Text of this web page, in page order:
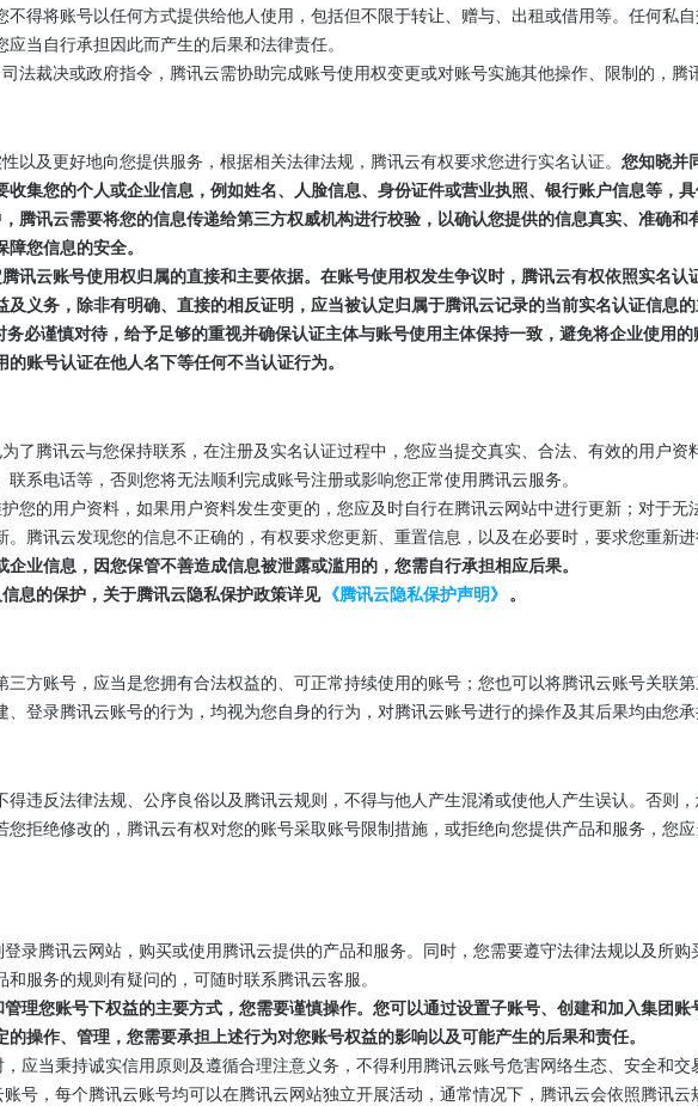
不得将账号以任何方式提供给他人使用，包括但不限于转让、赠与、出租或借用等。任何私
当自行承担因此而产生的后果和法律责任。
法裁决或政府指令，腾讯云需协助完成账号使用权变更或对账号实施其他操作、限制的，腾
以及更好地向您提供服务，根据相关法律法规，腾讯云有权要求您进行实名认证。 您知晓并
集您的个人或企业信息，例如姓名、人脸信息、身份证件或营业执照、银行账户信息等，具
腾讯云需要将您的信息传递给第三方权威机构进行校验，以确认您提供的信息真实、准确和
您信息的安全。
讯云账号使用权归属的直接和主要依据。在账号使用权发生争议时，腾讯云有权依照实名认
义务，除非有明确、直接的相反证明，应当被认定归属于腾讯云记录的当前实名认证信息的
务必谨慎对待，给予足够的重视并确保认证主体与账号使用主体保持一致，避免将企业使用
账号认证在他人名下等任何不当认证行为。
了腾讯云与您保持联系，在注册及实名认证过程中，您应当提交真实、合法、有效的用户资
系电话等，否则您将无法顺利完成账号注册或影响您正常使用腾讯云服务。
您的用户资料，如果用户资料发生变更的，您应及时自行在腾讯云网站中进行更新；对于无
腾讯云发现您的信息不正确的，有权要求您更新、重置信息，以及在必要时，要求您重新进
业信息，因您保管不善造成信息被泄露或滥用的，您需自行承担相应后果。
息的保护，关于腾讯云隐私保护政策详见 《腾讯云隐私保护声明》 。
三方账号，应当是您拥有合法权益的、可正常持续使用的账号；您也可以将腾讯云账号关联
登录腾讯云账号的行为，均视为您自身的行为，对腾讯云账号进行的操作及其后果均由您承
得违反法律法规、公序良俗以及腾讯云规则，不得与他人产生混淆或使他人产生误认。否则
您拒绝修改的，腾讯云有权对您的账号采取账号限制措施，或拒绝向您提供产品和服务，您
录腾讯云网站，购买或使用腾讯云提供的产品和服务。同时，您需要遵守法律法规以及所购
服务的规则有疑问的，可随时联系腾讯云客服。
理您账号下权益的主要方式，您需要谨慎操作。您可以通过设置子账号、创建和加入集团
操作、管理，您需要承担上述行为对您账号权益的影响以及可能产生的后果和责任。
应当秉持诚实信用原则及遵循合理注意义务，不得利用腾讯云账号危害网络生态、安全和交
号，每个腾讯云账号均可以在腾讯云网站独立开展活动，通常情况下，腾讯云会依照腾讯云